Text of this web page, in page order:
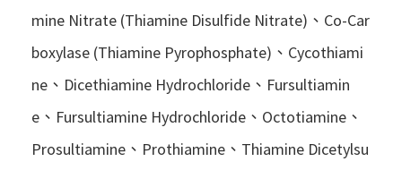
mine Nitrate (Thiamine Disulfide Nitrate)、Co-Car
boxylase (Thiamine Pyrophosphate)、Cycothiami
ne、Dicethiamine Hydrochloride、Fursultiamin
e、Fursultiamine Hydrochloride、Octotiamine、
Prosultiamine、Prothiamine、Thiamine Dicetylsu